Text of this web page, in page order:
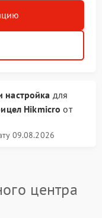
настройка для
Hikmicro от
09.08.2026
центра